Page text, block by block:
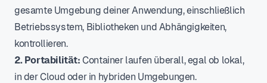
gesamte Umgebung deiner Anwendung, einschließlich
Betriebssystem, Bibliotheken und Abhängigkeiten,
kontrollieren.
2. Portabilität: Container laufen überall, egal ob lokal,
in der Cloud oder in hybriden Umgebungen.